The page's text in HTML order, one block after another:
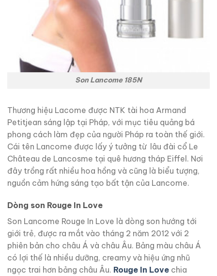
Son Lancome 185N
Thương hiệu Lacome được NTK tài hoa Armand
Petitjean sáng lập tại Pháp, với mục tiêu quảng bá
phong cách làm đẹp của người Pháp ra toàn thế giới.
Cái tên Lancome được lấy ý tưởng từ lâu đài cổ Le
Château de Lancosme tại quê hương tháp Eiffel. Nơi
đây trồng rất nhiều hoa hồng và cũng là biểu tượng,
nguồn cảm hứng sáng tạo bất tận của Lancome.
Dòng son Rouge In Love
Son Lancome Rouge In Love là dòng son hướng tới
giới trẻ, được ra mắt vào tháng 2 năm 2012 với 2
phiên bản cho châu Á và châu Âu. Bảng màu châu Á
có lợi thế là nhiều dưỡng, creamy và hiệu ứng nhũ
ngọc trai hơn bảng châu Âu. Rouge In Love chia